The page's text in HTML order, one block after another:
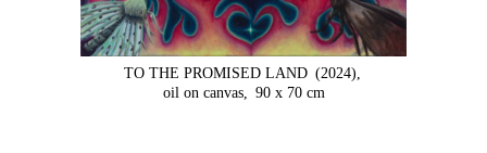
TO THE PROMISED LAND (2024),
oil on canvas, 90 x 70 cm